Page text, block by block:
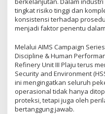
tingkat risiko tinggi dan
konsistensi terhadap
menjadi faktor penentu
Melalui AIMS Campaign
Discipline & Human
Refinery Unit III Plaju terus
Security and Environment
ini mengingatkan seluruh
operasional tidak hanya
proteksi, tetapi juga oleh
bertanggung jawab.